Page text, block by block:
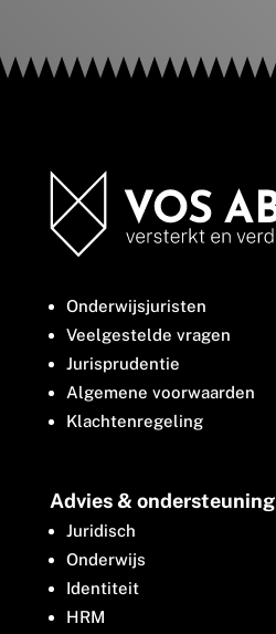
Onderwijsjuristen
Veelgestelde vragen
Jurisprudentie
Algemene voorwaarden
Klachtenregeling
Advies & ondersteuning
Juridisch
Onderwijs
Identiteit
HRM